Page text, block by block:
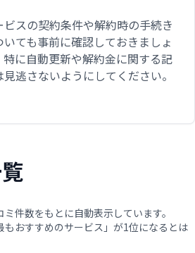
ビスの契約条件や解約時の手続き
いても事前に確認しておきましょ
特に自動更新や解約金に関する記
見逃さないようにしてください。
件数をもとに自動表示しています。
もおすすめのサービス」が1位になるとは